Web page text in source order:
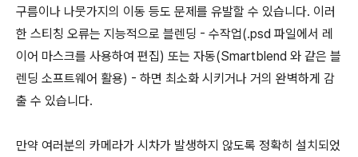
구름이나 나뭇가지의 이동 등도 문제를 유발할 수 있습니다. 이러
한 스티칭 오류는 지능적으로 블렌딩 - 수작업(.psd 파일에서 레
이어 마스크를 사용하여 편집) 또는 자동(Smartblend 와 같은 블
렌딩 소프트웨어 활용) - 하면 최소화 시키거나 거의 완벽하게 감
출 수 있습니다.
만약 여러분의 카메라가 시차가 발생하지 않도록 정확히 설치되었